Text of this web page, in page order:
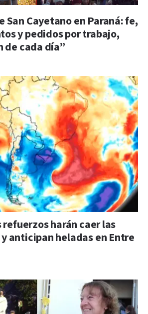
San Cayetano en Paraná: fe,
y pedidos por trabajo,
de cada día”
refuerzos harán caer las
anticipan heladas en Entre